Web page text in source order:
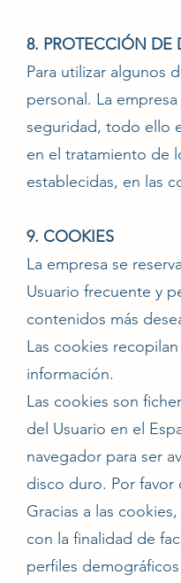
8. PROTECCIÓN DE
Para utilizar algunos
personal. La
seguridad, todo ello
en el tratamiento de
establecidas, en las
9. COOKIES
La empresa se
Usuario frecuente y
contenidos más
Las cookies
información.
Las cookies son
del Usuario en el
navegador para ser
disco duro. Por favor
Gracias a las
con la finalidad de
perfiles